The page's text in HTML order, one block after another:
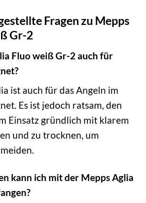
Fragen zu Mepps
Gr-2
Fluo weiß Gr-2 auch für
ist auch für das Angeln im
Es ist jedoch ratsam, den
Einsatz gründlich mit klarem
und zu trocknen, um
kann ich mit der Mepps Aglia